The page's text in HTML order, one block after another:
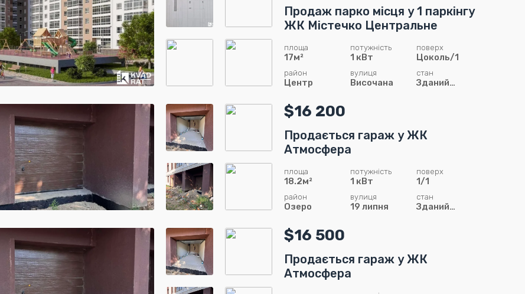
Продаж парко місця у 1 паркінгу
ЖК Містечко Центральне
площа
17м²
потужність
1 кВт
поверх
Цоколь/1
район
Центр
вулиця
Височана
стан
Зданий
$16 200
Продається гараж у ЖК
Атмосфера
площа
18.2м²
потужність
1 кВт
поверх
1/1
район
Озеро
вулиця
19 липня
стан
Зданий
$16 500
Продається гараж у ЖК
Атмосфера